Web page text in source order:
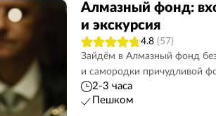
Алмазный фонд:
и экскурсия
4.8 (57)
Зайдём в Алмазный фонд
и самородки причудливой
2-3 часа
Пешком